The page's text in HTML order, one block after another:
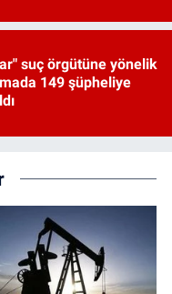
suç örgütüne yönelik
149 şüpheliye